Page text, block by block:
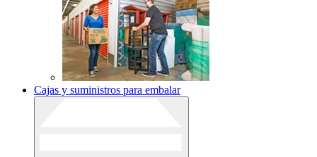
Cajas y suministros para embalar